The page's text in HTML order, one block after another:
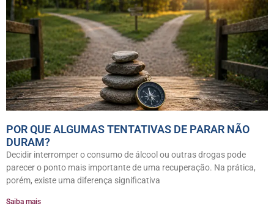
POR QUE ALGUMAS TENTATIVAS DE PARAR NÃO
DURAM?
Decidir interromper o consumo de álcool ou outras drogas pode
parecer o ponto mais importante de uma recuperação. Na prática,
porém, existe uma diferença significativa
Saiba mais